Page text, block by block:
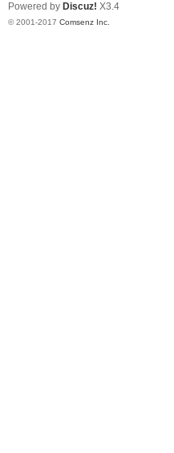
Powered by Discuz! X3.4
© 2001-2017 Comsenz Inc.